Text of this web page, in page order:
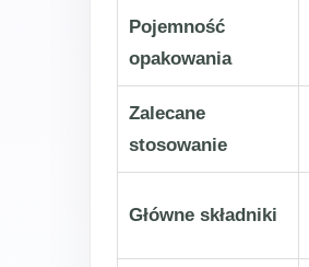
Pojemność
opakowania
Zalecane
stosowanie
Główne składniki